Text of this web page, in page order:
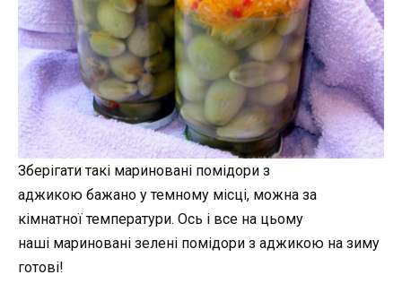
Зберігати такі мариновані помідори з
аджикою бажано у темному місці, можна за
кімнатної температури. Ось і все на цьому
наші мариновані зелені помідори з аджикою на зиму
готові!